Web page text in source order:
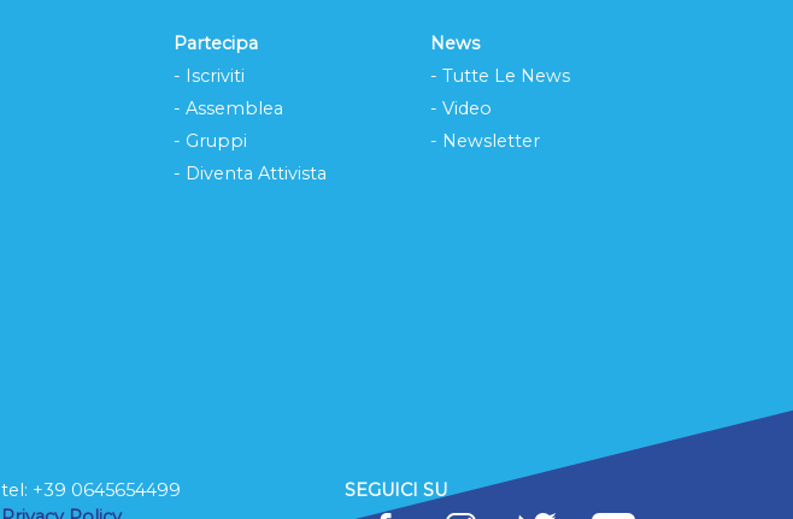
Partecipa
- Iscriviti
- Assemblea
- Gruppi
- Diventa Attivista
News
- Tutte Le News
- Video
- Newsletter
tel: ‭+39 0645654499
SEGUICI SU